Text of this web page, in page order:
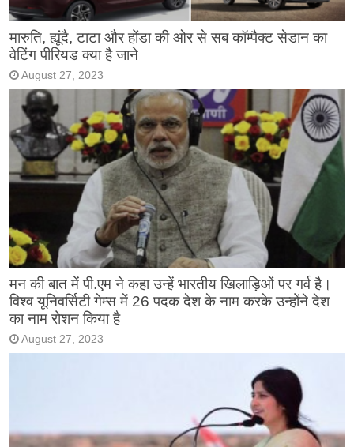
मारुति, ह्यूंदै, टाटा और होंडा की ओर से सब कॉम्पैक्ट सेडान का
वेटिंग पीरियड क्या है जाने
August 27, 2023
मन की बात में पी.एम ने कहा उन्हें भारतीय खिलाड़िओं पर गर्व है।
विश्व यूनिवर्सिटी गेम्स में 26 पदक देश के नाम करके उन्होंने देश
का नाम रोशन किया है
August 27, 2023